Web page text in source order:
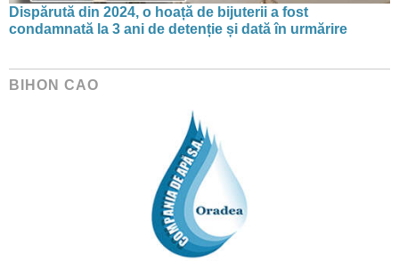
Dispărută din 2024, o hoață de bijuterii a fost
condamnată la 3 ani de detenție și dată în urmărire
BIHON CAO